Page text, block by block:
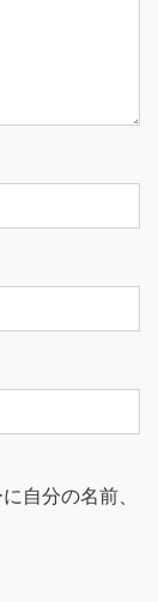
自分の名前、